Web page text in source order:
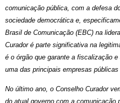
comunicação pública, com a defesa
sociedade democrática e,
Brasil de Comunicação (EBC) na
Curador é parte significativa na
é o órgão que garante a fiscalização
uma das principais empresas
No último ano, o Conselho Curador
do atual governo com a comunicação